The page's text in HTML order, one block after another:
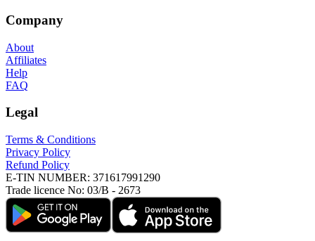
Company
About
Affiliates
Help
FAQ
Legal
Terms & Conditions
Privacy Policy
Refund Policy
E-TIN NUMBER: 371617991290
Trade licence No: 03/B - 2673